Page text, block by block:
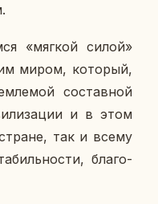
«мягкой силой»
миром, ко­то­рый,
со­став­ной
и в этом
так и всему
бла­го­